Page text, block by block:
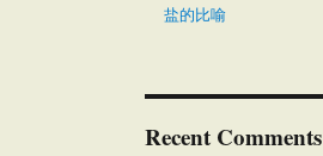
盐的比喻
Recent Comments